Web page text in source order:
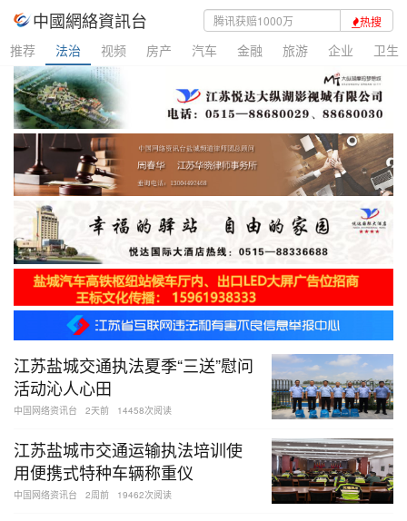
中國網絡資訊台 热搜
推荐 法治 视频 房产 汽车 金融 旅游 企业 卫生
江苏盐城交通执法夏季“三送”慰问
活动沁人心田
中国网络资讯台 2天前 14458次阅读
江苏盐城市交通运输执法培训使
用便携式特种车辆称重仪
中国网络资讯台 2周前 19462次阅读